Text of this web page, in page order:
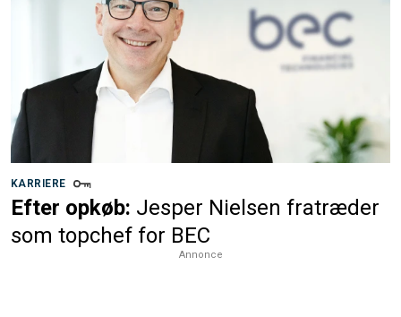
KARRIERE
Efter opkøb: Jesper Nielsen fratræder
som topchef for BEC
Annonce